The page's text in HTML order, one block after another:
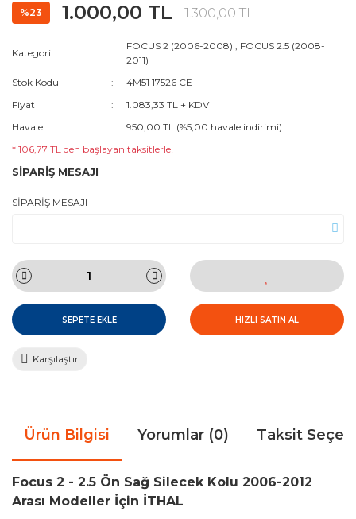
%23 1.000,00 TL 1.300,00 TL
Kategori
FOCUS 2 (2006-2008) , FOCUS 2.5 (2008-
2011)
Stok Kodu
4M51 17526 CE
Fiyat
1.083,33 TL + KDV
Havale
950,00 TL (%5,00 havale indirimi)
* 106,77 TL den başlayan taksitlerle!
SİPARİŞ MESAJI
SİPARİŞ MESAJI
SEPETE EKLE HIZLI SATIN AL
Karşılaştır
Ürün Bilgisi Yorumlar (0) Taksit
Focus 2 - 2.5 Ön Sağ Silecek Kolu 2006-2012
Arası Modeller İçin İTHAL